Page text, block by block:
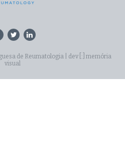
de Reumatologia | dev [:] memória
visual